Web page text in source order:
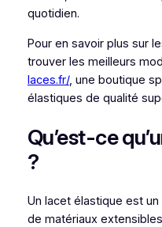
quotidien.
Pour en savoir plus sur
trouver les meilleurs
laces.fr/, une boutique
élastiques de qualité
Qu’est-ce
?
Un lacet élastique est
de matériaux